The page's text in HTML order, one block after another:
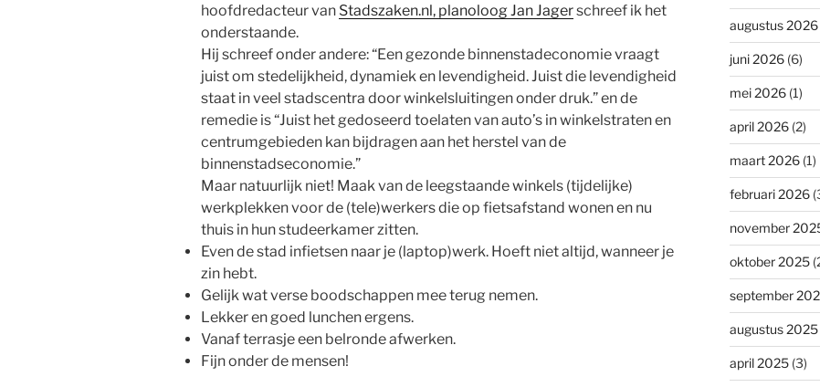
hoofdredacteur van Stadszaken.nl, planoloog Jan Jagerschreef ik het
onderstaande.
Hij schreef onder andere: “Een gezonde binnenstadeconomie vraagt
juist om stedelijkheid, dynamiek en levendigheid. Juist die levendigheid
staat in veel stadscentra door winkelsluitingen onder druk.” en de
remedie is “Juist het gedoseerd toelaten van auto’s in winkelstraten en
centrumgebieden kan bijdragen aan het herstel van de
binnenstadseconomie.”
Maar natuurlijk niet! Maak van de leegstaande winkels (tijdelijke)
werkplekken voor de (tele)werkers die op fietsafstand wonen en nu
thuis in hun studeerkamer zitten.
Even de stad infietsen naar je (laptop)werk. Hoeft niet altijd, wanneer je
zin hebt.
Gelijk wat verse boodschappen mee terug nemen.
Lekker en goed lunchen ergens.
Vanaf terrasje een belronde afwerken.
Fijn onder de mensen!
augustus 2026
juni 2026(6)
mei 2026(1)
april 2026(2)
maart 2026(1)
februari 2026
november
oktober 2025
september
augustus 2025
april 2025(3)